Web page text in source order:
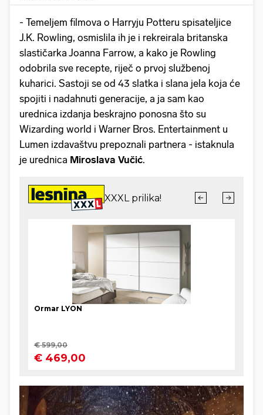
- Temeljem filmova o Harryju Potteru spisateljice
J.K. Rowling, osmislila ih je i rekreirala britanska
slastičarka Joanna Farrow, a kako je Rowling
odobrila sve recepte, riječ o prvoj službenoj
kuharici. Sastoji se od 43 slatka i slana jela koja će
spojiti i nadahnuti generacije, a ja sam kao
urednica izdanja beskrajno ponosna što su
Wizarding world i Warner Bros. Entertainment u
Lumen izdavaštvu prepoznali partnera - istaknula
je urednica Miroslava Vučić.